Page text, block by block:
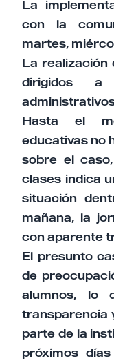
La
con la
martes,
La realización
dirigidos a
Hasta el
educativas no
sobre el
clases indica
situación
mañana, la
con aparente
El presunto
de
alumnos, lo
transparencia
parte de la
próximos